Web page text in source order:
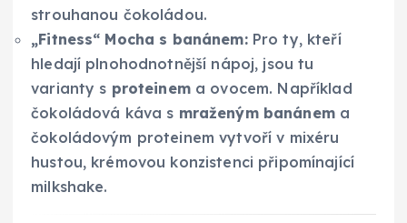
strouhanou čokoládou.
„Fitness“ Mocha s banánem:Pro ty, kteří
hledají plnohodnotnější nápoj, jsou tu
varianty s proteinema ovocem. Například
čokoládová káva s mraženým banánema
čokoládovým proteinem vytvoří v mixéru
hustou, krémovou konzistenci připomínající
milkshake.